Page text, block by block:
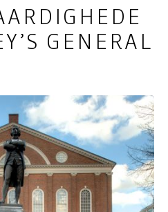
GENERAL